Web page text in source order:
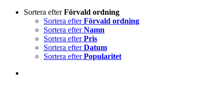
Sortera efterFörvald ordning
Sortera efterFörvald ordning
Sortera efterNamn
Sortera efterPris
Sortera efterDatum
Sortera efterPopularitet